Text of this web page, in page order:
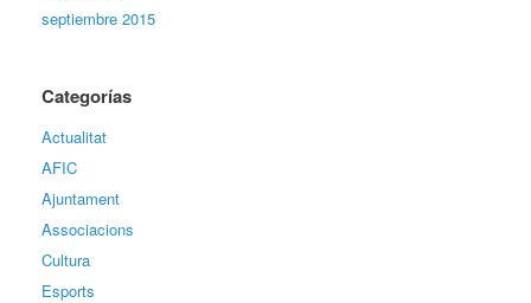
septiembre 2015
Categorías
Actualitat
AFIC
Ajuntament
Associacions
Cultura
Esports